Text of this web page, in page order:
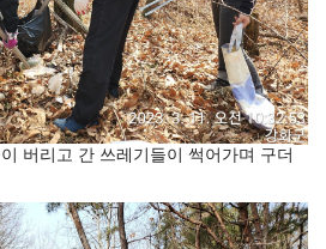
버리고 간 쓰레기들이 썩어가며 구더